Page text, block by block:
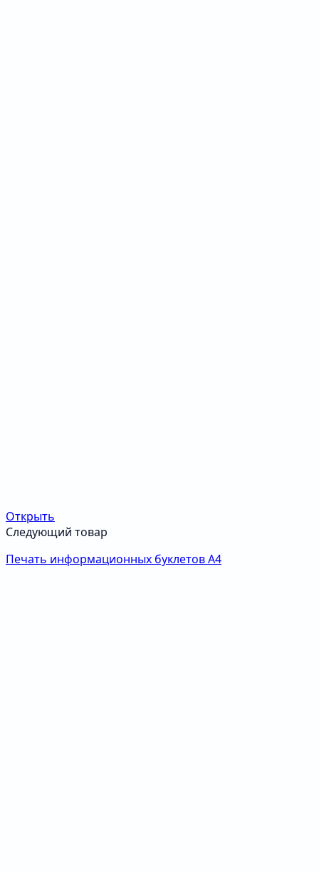
Открыть
Следующий товар
Печать информационных буклетов А4